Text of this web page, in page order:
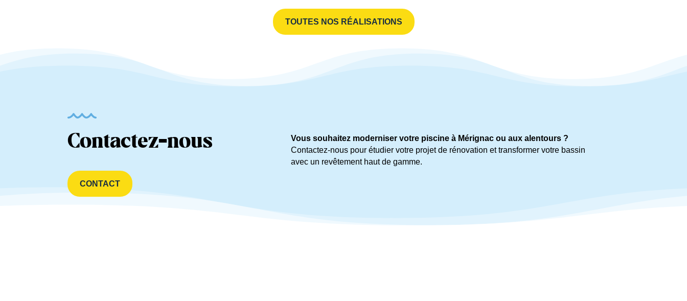
TOUTES NOS RÉALISATIONS
Contactez-nous
CONTACT
Vous souhaitez moderniser votre piscine à Mérignac ou aux alentours ?
Contactez-nous pour étudier votre projet de rénovation et transformer votre bassin
avec un revêtement haut de gamme.